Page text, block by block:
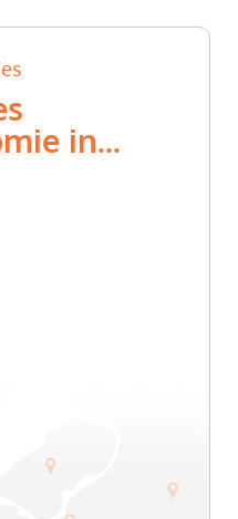
in...